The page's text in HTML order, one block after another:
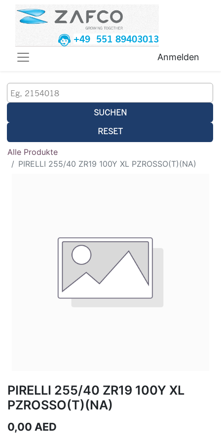
+49 551 89403013
Anmelden
SUCHEN
RESET
Alle Produkte
PIRELLI 255/40 ZR19 100Y XL PZROSSO(T)(NA)
PIRELLI 255/40 ZR19 100Y XL
PZROSSO(T)(NA)
0,00 AED